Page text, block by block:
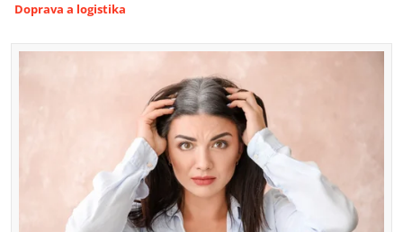
Doprava a logistika